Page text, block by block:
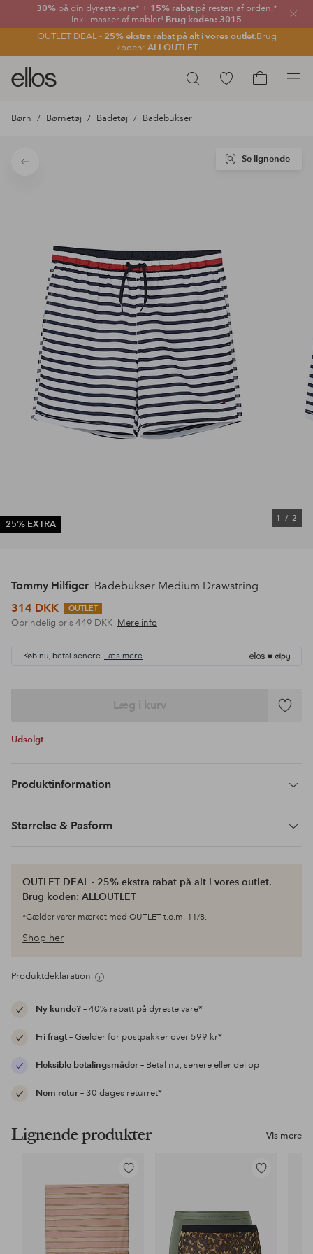
30% på din dyreste vare* + 15% rabatpå resten af orden.*
Inkl. masser af møbler! Brug koden: 3015
OUTLET DEAL - 25% ekstra rabat på alt i vores outlet.Brug
koden: ALLOUTLET
Luk
Søg
Ellos
logo
gå
forsiden
Gå
Børn Børnetøj Badetøj Badebukser
Tilbage
25% EXTRA
1 / 2
Se lignende
Tommy Hilfiger Badebukser Medium Drawstring
314 DKK
OUTLET
Oprindelig pris 449 DKK Mere info
Køb nu, betal senere. Læs mere
Læg i kurv
Tilføj
Udsolgt
Produktinformation
Størrelse & Pasform
OUTLET DEAL - 25% ekstra rabat på alt i vores outlet.
Brug koden: ALLOUTLET
*Gælder varer mærket med OUTLET t.o.m. 11/8.
Shop her
Produktdeklaration
Ny kunde?– 40% rabatt på dyreste vare*
Fri fragt– Gælder for postpakker over 599 kr*
Fleksible betalingsmåder– Betal nu, senere eller del op
Nem retur– 30 dages returret*
Vis mere
Lignende produkter
Tilføj
til
favoritter
Tilføj